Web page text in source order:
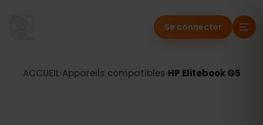
Se connecter
ACCUEIL Appareils compatibles HP Elitebook G5